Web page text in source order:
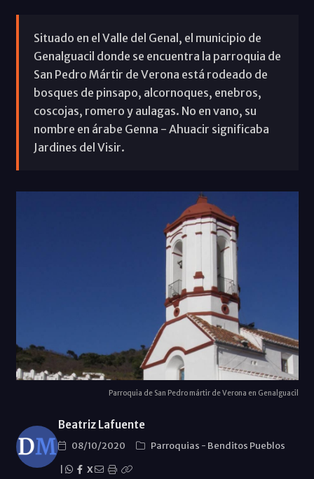
Situado en el Valle del Genal, el municipio de
Genalguacil donde se encuentra la parroquia de
San Pedro Mártir de Verona está rodeado de
bosques de pinsapo, alcornoques, enebros,
coscojas, romero y aulagas. No en vano, su
nombre en árabe Genna - Ahuacir significaba
Jardines del Visir.
Parroquia de San Pedro mártir de Verona en Genalguacil
Beatriz Lafuente
08/10/2020 Parroquias - Benditos Pueblos
X